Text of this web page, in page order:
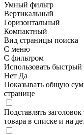
Умный фильтр
Вертикальный
Горизонтальный
Компактный
Вид страницы поиска
С меню
С фильтром
Использовать быстрый
Нет Да
Показывать общую
странице
Подставлять
товара в списке и на